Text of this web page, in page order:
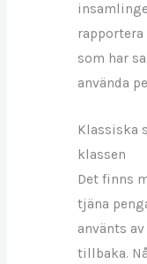
som har
använda
Klassiska
klassen
Det finns
tjäna
använts
tillbaka.